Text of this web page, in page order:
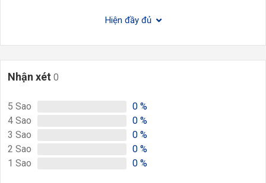
Hiện đầy đủ
Nhận xét 0
5 Sao 0 %
4 Sao 0 %
3 Sao 0 %
2 Sao 0 %
1 Sao 0 %